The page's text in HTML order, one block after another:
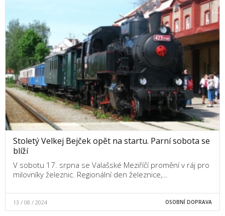
Stoletý Velkej Bejček opět na startu. Parní sobota se
blíží
V sobotu 17. srpna se Valašské Meziříčí promění v ráj pro
milovníky železnic. Regionální den železnice,…
13 / 08 / 2024 OSOBNÍ DOPRAVA